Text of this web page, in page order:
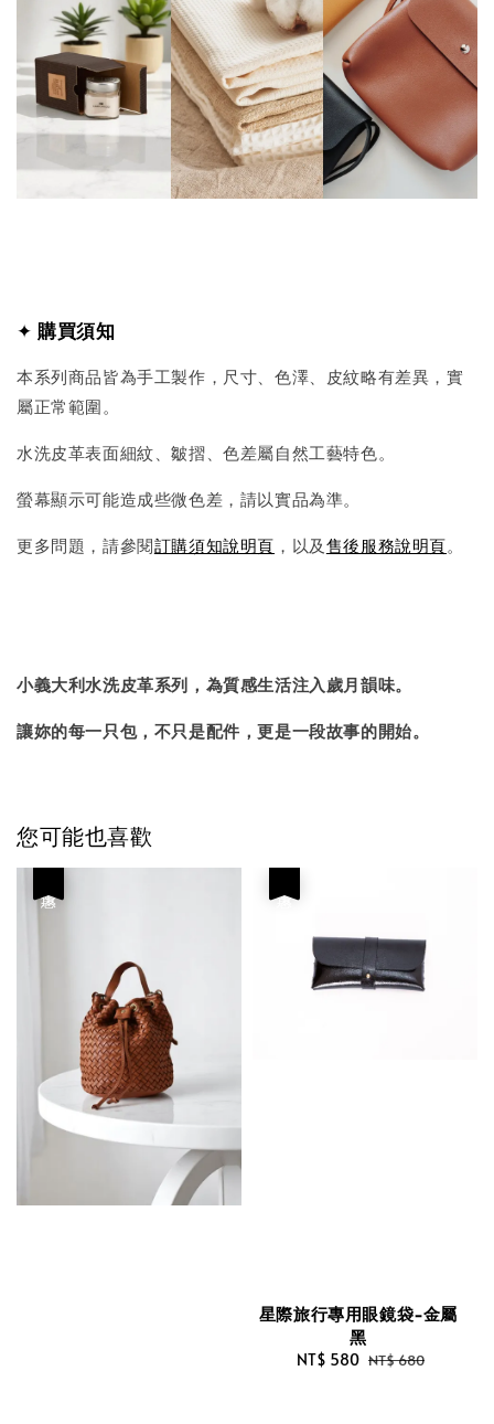
✦ 購買須知
本系列商品皆為手工製作，尺寸、色澤、皮紋略有差異，實
屬正常範圍。
水洗皮革表面細紋、皺摺、色差屬自然工藝特色。
螢幕顯示可能造成些微色差，請以實品為準。
更多問題，請參閱訂購須知說明頁 ，以及售後服務說明頁。
小義大利水洗皮革系列，為質感生活注入歲月韻味。
讓妳的每一只包，不只是配件，更是一段故事的開始。
您可能也喜歡
星際旅行專用眼鏡袋-金屬
黑
Sale
NT$ 580 Regular
NT$ 680